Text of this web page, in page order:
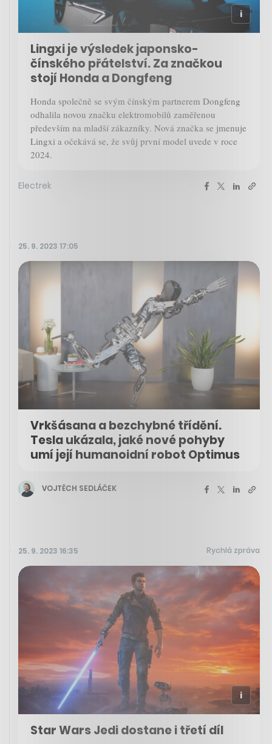
Lingxi je výsledek japonsko-
čínského přátelství. Za značkou
stojí Honda a Dongfeng
Honda společně se svým čínským partnerem Dongfeng
odhalila novou značku elektromobilů zaměřenou
především na mladší zákazníky. Nová značka se jmenuje
Lingxi a očekává se, že svůj první model uvede v roce
2024.
Electrek
25. 9. 2023 17:05
Vrkšásana a bezchybné třídění.
Tesla ukázala, jaké nové pohyby
umí její humanoidní robot Optimus
VOJTĚCH SEDLÁČEK
25. 9. 2023 16:35 Rychlá zpráva
Star Wars Jedi dostane i třetí díl